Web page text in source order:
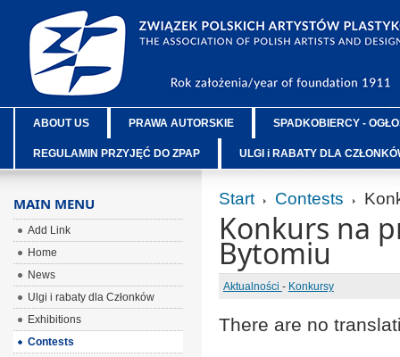
ABOUT US PRAWA AUTORSKIE SPADKOBIERCY -
REGULAMIN PRZYJĘĆ DO ZPAP ULGI i RABATY DLA
Start Contests
Konkurs na
Bytomiu
Aktualności - Konkursy
There are no
MAIN MENU
Add Link
Home
News
Ulgi i rabaty dla Członków
Exhibitions
Contests